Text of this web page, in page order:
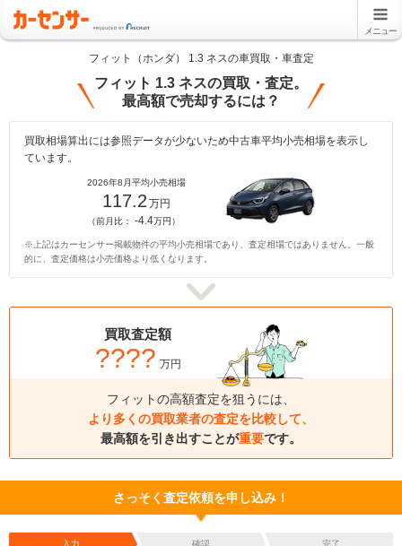
メニュー
フィット（ホンダ） 1.3 ネスの車買取・車査定
フィット 1.3 ネスの買取・査定。
最高額で売却するには？
買取相場算出には参照データが少ないため中古車平均小売相場を表示し
ています。
2026年8月平均小売相場
117.2 万円
（前月比： -4.4万円）
※上記はカーセンサー掲載物件の平均小売相場であり、査定相場ではありません。一般
的に、査定価格は小売価格より低くなります。
買取査定額
???? 万円
フィットの高額査定を狙うには、
より多くの買取業者の査定を比較して、
最高額を引き出すことが重要です。
さっそく査定依頼を申し込み！
入力 確認 完了